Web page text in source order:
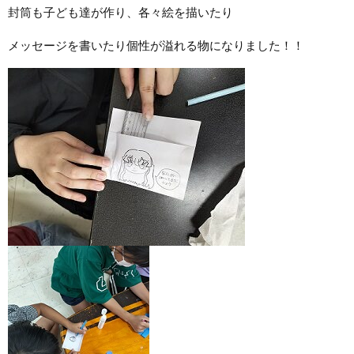
封筒も子ども達が作り、各々絵を描いたり
メッセージを書いたり個性が溢れる物になりました！！